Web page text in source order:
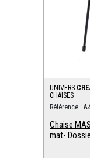
UNIVERS
CHAISES
Référence :
Chaise
mat-